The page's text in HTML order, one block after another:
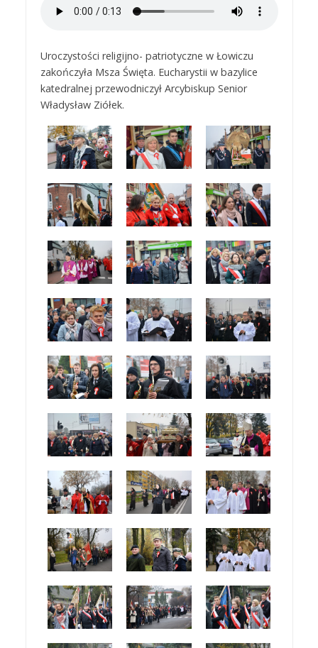
Uroczystości religijno- patriotyczne w Łowiczu
zakończyła Msza Święta. Eucharystii w bazylice
katedralnej przewodniczył Arcybiskup Senior
Władysław Ziółek.